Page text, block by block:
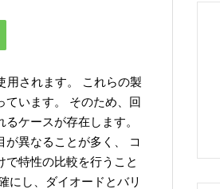
用されます。 これらの製
ています。 そのため、回
ケースが存在します。
異なることが多く、 コ
特性の比較を行うこと
にし、ダイオードとバリ